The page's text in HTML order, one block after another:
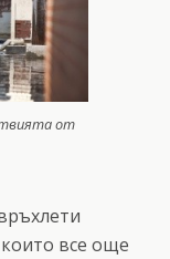
от
все още